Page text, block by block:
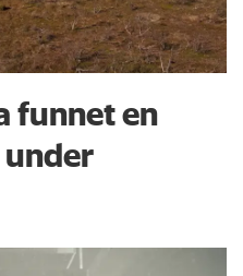
funnet en